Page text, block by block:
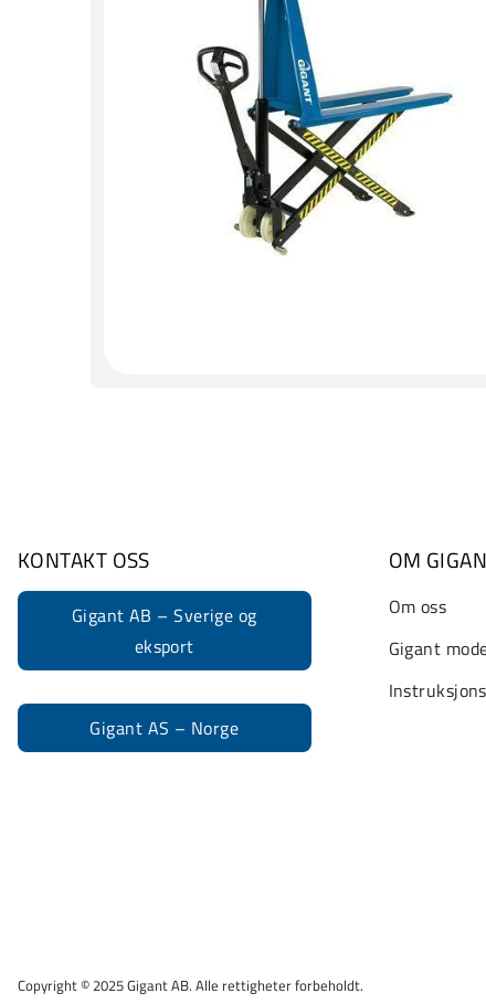
KONTAKT OSS
Gigant AB – Sverige og
eksport
Gigant AS – Norge
OM
Om oss
Gigant
Copyright © 2025 Gigant AB. Alle rettigheter forbeholdt.